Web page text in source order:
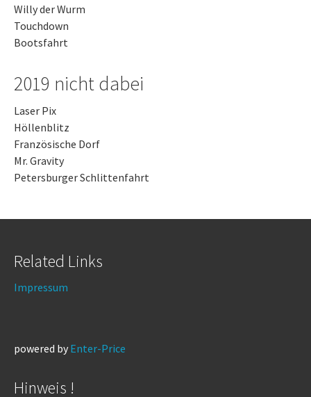
Willy der Wurm
Touchdown
Bootsfahrt
2019 nicht dabei
Laser Pix
Höllenblitz
Französische Dorf
Mr. Gravity
Petersburger Schlittenfahrt
Related Links
Impressum
powered by Enter-Price
Hinweis !